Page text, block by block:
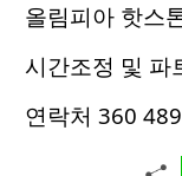
올림피아 핫스
시간조정 및 파
연락처 360